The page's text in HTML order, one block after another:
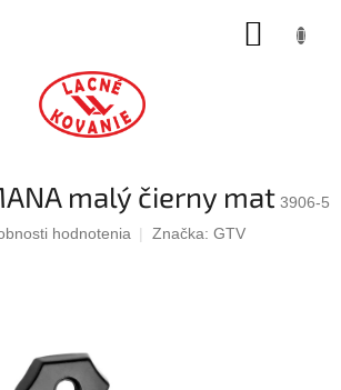
malý čierny mat 3906-5
hodnotenia Značka: GTV